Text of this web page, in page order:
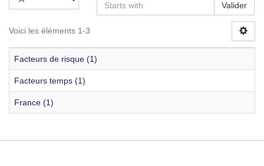
Valider
Voici les éléments 1-3
Facteurs de risque (1)
Facteurs temps (1)
France (1)